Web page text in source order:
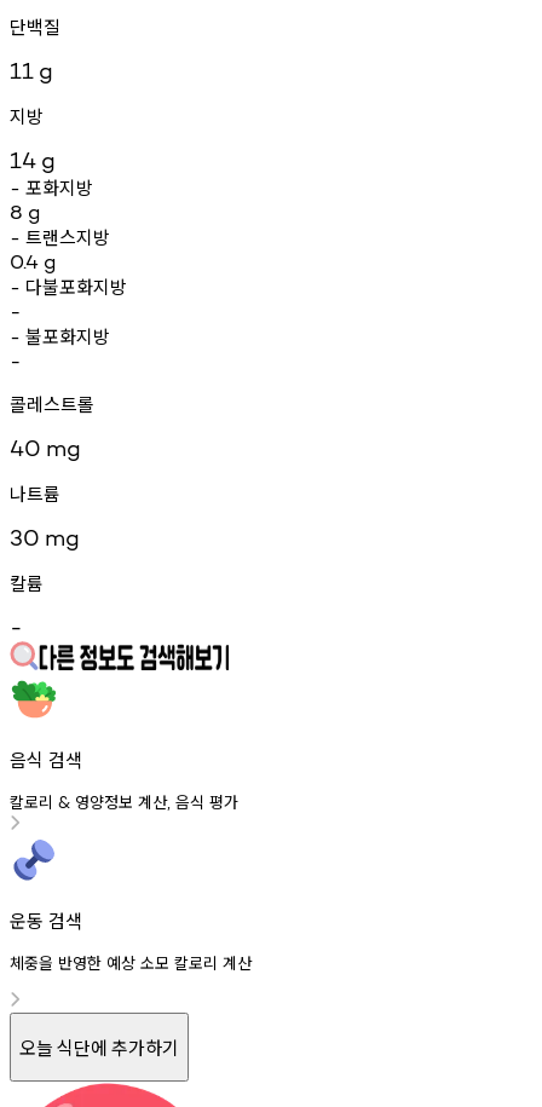
단백질
11 g
지방
14 g
- 포화지방
8 g
- 트랜스지방
0.4 g
- 다불포화지방
-
- 불포화지방
-
콜레스트롤
40 mg
나트륨
30 mg
칼륨
-
음식 검색
칼로리 & 영양정보 계산, 음식 평가
운동 검색
체중을 반영한 예상 소모 칼로리 계산
오늘 식단에 추가하기